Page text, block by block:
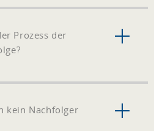
Prozess der
kein Nachfolger